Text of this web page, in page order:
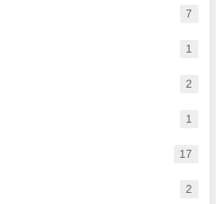
7
1
2
1
17
2